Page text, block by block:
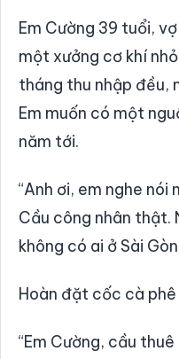
Em Cường 39 tuổi,
một xưởng cơ khí
tháng thu nhập đều,
Em muốn có một
năm tới.
“Anh ơi, em nghe nói
Cầu công nhân thật.
không có ai ở Sài
Hoàn đặt cốc cà phê
“Em Cường, cầu